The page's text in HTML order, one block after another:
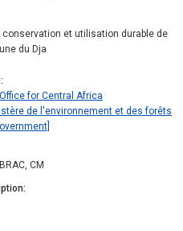
et utilisation durable de
du Dja
for Central Africa
de l'environnement et des forêts
CM